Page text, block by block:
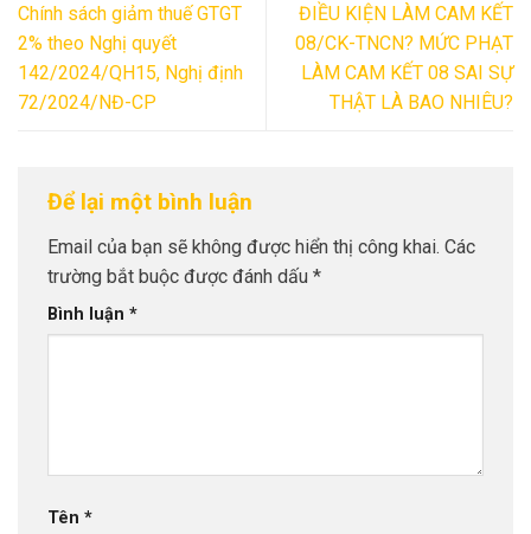
Chính sách giảm thuế GTGT
2% theo Nghị quyết
142/2024/QH15, Nghị định
72/2024/NĐ-CP
ĐIỀU KIỆN LÀM CAM KẾT
08/CK-TNCN? MỨC PHẠT
LÀM CAM KẾT 08 SAI SỰ
THẬT LÀ BAO NHIÊU?
Để lại một bình luận
Email của bạn sẽ không được hiển thị công khai. Các
trường bắt buộc được đánh dấu *
Bình luận *
Tên *